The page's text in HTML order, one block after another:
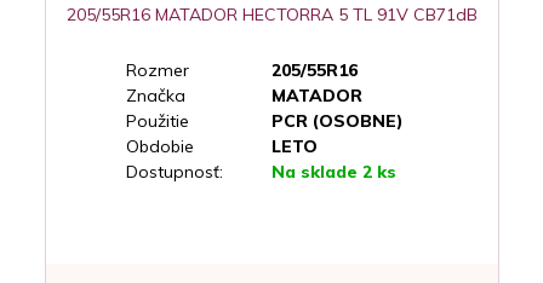
205/55R16 MATADOR HECTORRA 5 TL 91V CB71dB
Rozmer
205/55R16
Značka
MATADOR
Použitie
PCR (OSOBNE)
Obdobie
LETO
Dostupnosť:
Na sklade 2 ks